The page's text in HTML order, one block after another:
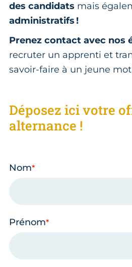
des candidats mais
administratifs !
Prenez contact avec nos
recruter un apprenti et
savoir-faire à un jeune
Déposez ici votre
alternance !
Nom
Prénom